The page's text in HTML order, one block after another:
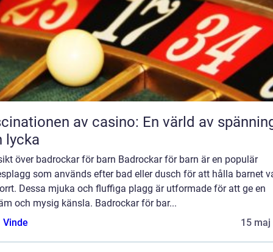
av casino: En värld av
lycka
över badrockar för barn Badrockar för barn är en populär
som används efter bad eller dusch för att hålla barnet
Dessa mjuka och fluffiga plagg är utformade för att ge en
och mysig känsla. Badrockar för bar...
Vinde
15 maj